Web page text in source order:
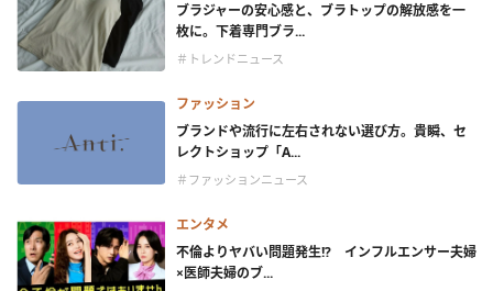
ブラジャーの安心感と、ブラトップの解放感を一
枚に。下着専門ブラ...
＃トレンドニュース
ファッション
ブランドや流行に左右されない選び方。貴瞬、セ
レクトショップ「A...
＃ファッションニュース
エンタメ
不倫よりヤバい問題発生!? インフルエンサー夫婦
×医師夫婦のブ...